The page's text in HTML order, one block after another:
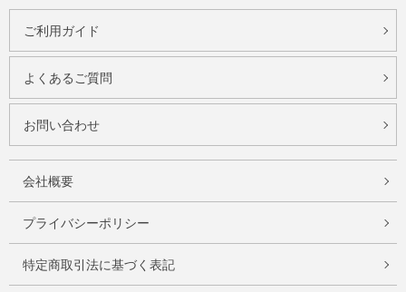
ご利用ガイド
よくあるご質問
お問い合わせ
会社概要
プライバシーポリシー
特定商取引法に基づく表記